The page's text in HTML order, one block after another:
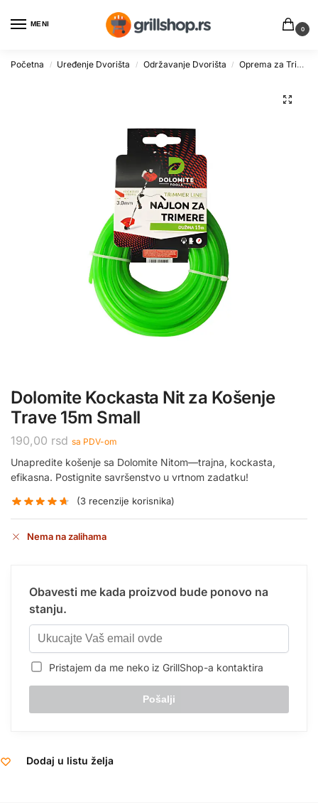
MENI
0
Početna / Uređenje Dvorišta / Održavanje Dvorišta / Oprema za Trimere i Kosilice
Dolomite Kockasta Nit za Košenje
Trave 15m Small
190,00 rsd sa PDV-om
Unapredite košenje sa Dolomite Nitom—trajna, kockasta,
efikasna. Postignite savršenstvo u vrtnom zadatku!
(3 recenzije korisnika)
Nema na zalihama
Obavesti me kada proizvod bude ponovo na
stanju.
Pristajem da me neko iz GrillShop-a kontaktira
Dodaj u listu želja